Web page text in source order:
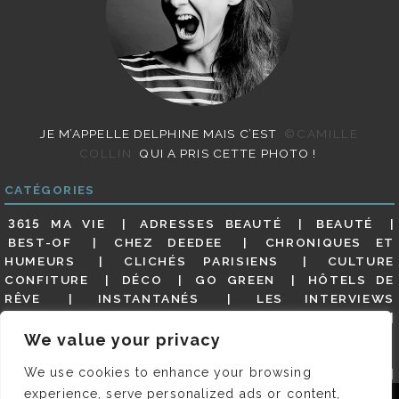
We value your privacy
We use cookies to enhance your browsing
experience, serve personalized ads or content,
JE M’APPELLE DELPHINE MAIS C’EST
©CAMILLE
COLLIN
QUI A PRIS CETTE PHOTO !
CATÉGORIES
3615 MA VIE ADRESSES BEAUTÉ
BEAUTÉ
BEST-OF
CHEZ DEEDEE
CHRONIQUES ET
HUMEURS
CLICHÉS PARISIENS
CULTURE
CONFITURE
DÉCO GO GREEN
HÔTELS DE
RÊVE
INSTANTANÉS
LES INTERVIEWS
MES ADRESSES
MODE NON CLASSÉ
GUIDE
PARIS EN PHOTOS
RESTAURANTS
REVUE DE PRESSE DÉTAILLÉE, SIOU PLAIT